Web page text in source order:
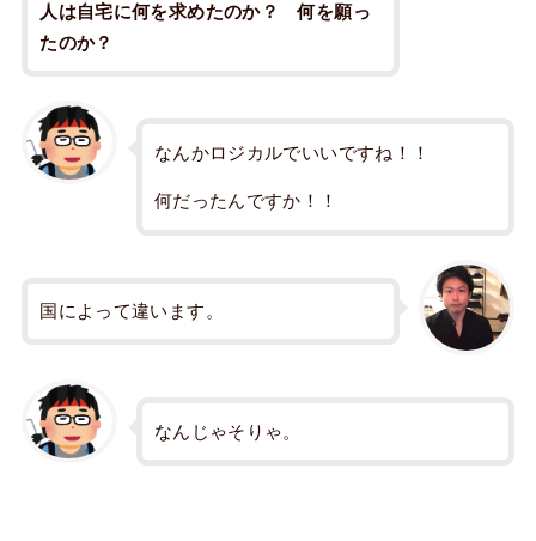
人は自宅に何を求めたのか？ 何を願っ
たのか？
なんかロジカルでいいですね！！
何だったんですか！！
国によって違います。
なんじゃそりゃ。